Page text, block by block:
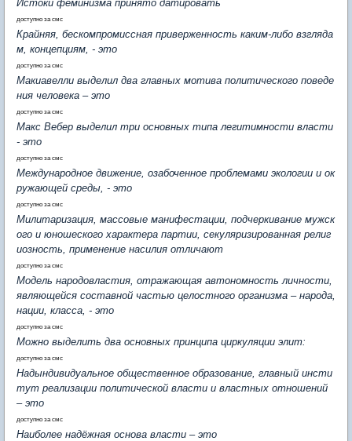
Истоки феминизма принято датировать
доступно за смс
Крайняя, бескомпромиссная приверженность каким-либо взгляда
м, концепциям, - это
доступно за смс
Макиавелли выделил два главных мотива политического поведе
ния человека – это
доступно за смс
Макс Вебер выделил три основных типа легитимности власти
- это
доступно за смс
Международное движение, озабоченное проблемами экологии и ок
ружающей среды, - это
доступно за смс
Милитаризация, массовые манифестации, подчеркивание мужск
ого и юношеского характера партии, секуляризированная религ
иозность, применение насилия отличают
доступно за смс
Модель народовластия, отражающая автономность личности,
являющейся составной частью целостного организма – народа,
нации, класса, - это
доступно за смс
Можно выделить два основных принципа циркуляции элит:
доступно за смс
Надындивидуальное общественное образование, главный инсти
тут реализации политической власти и властных отношений
– это
доступно за смс
Наиболее надёжная основа власти – это